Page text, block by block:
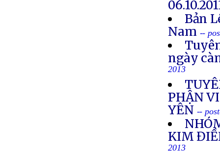
Bản
Nam --
ngày
2013
PHẬN
YÊN --
KIM
2013